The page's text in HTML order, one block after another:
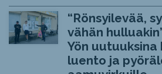
“Rönsyilevää,
vähän
Yön
luento ja